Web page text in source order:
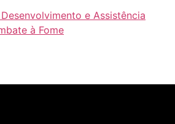
e Assistência
à Fome